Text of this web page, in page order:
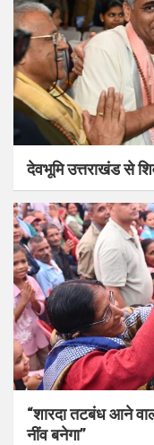
देवभूमि उत्तराखंड से
“शारदा तटबंध आने
नींव बनेगा”